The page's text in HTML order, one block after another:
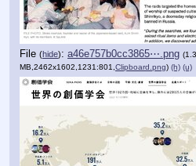
File (hide): a46e757b0cc3865⋯.png
MB,2462x1602,1231:801, Clipboard.png) (h) (u)